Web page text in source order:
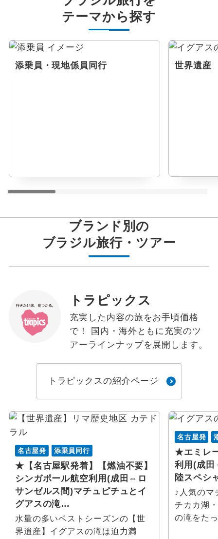
テーマから探す
添乗員・現地係員同行 世界遺産
ブランド別の
ブラジル旅行・ツアー
トラピックス
充実した内容の旅をお手頃価格
で！ 国内・海外ともに充実のツ
アーラインナップを展開します。
トラピックスの紹介ページ
名古屋発 添乗員同行
★【名古屋駅発着】【燃油不要】
シンガポール航空利用(成田⇔ロ
サンゼルス間)マチュピチュとイ
グアスの滝…
水量の多いベストシーズンの【世
界遺産】イグアスの滝は迫力満
名古屋発
★エミレ
利用(成田
陸スペシ
♪人気のマ
チカカ湖
の滝をた